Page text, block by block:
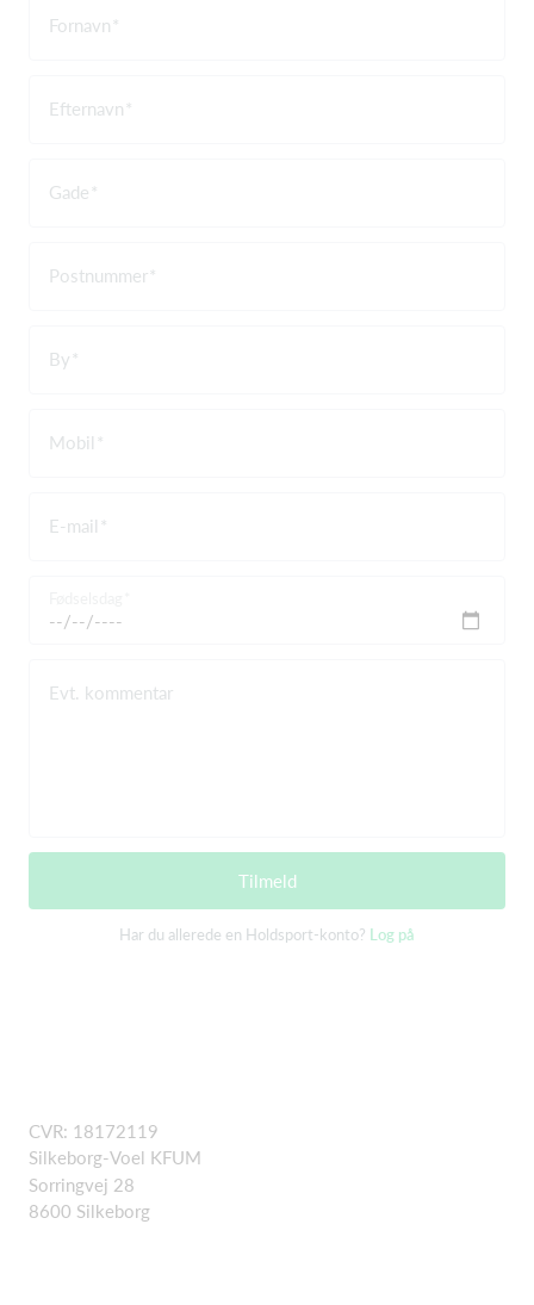
Fornavn
Efternavn
Gade
Postnummer
By
Mobil
E-mail
Evt. kommentar
Tilmeld
Har du allerede en Holdsport-konto? Log på
CVR: 18172119
Silkeborg-Voel KFUM
Sorringvej 28
8600 Silkeborg